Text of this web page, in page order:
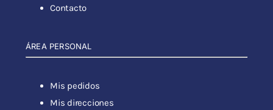
Contacto
ÁREA PERSONAL
Mis pedidos
Mis direcciones